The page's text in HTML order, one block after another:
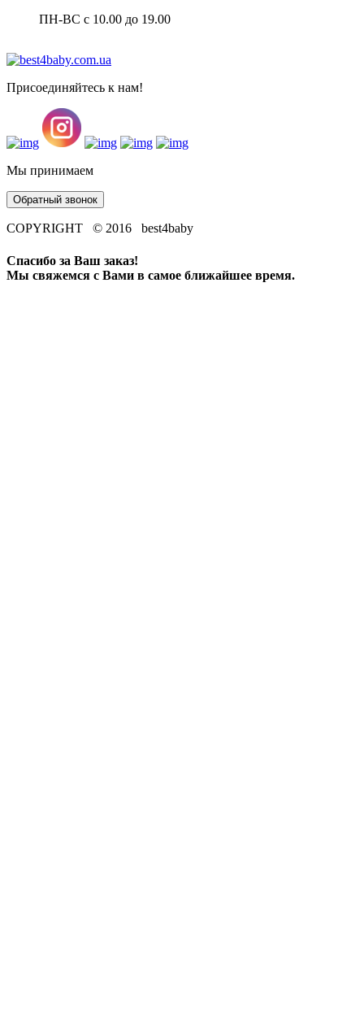
ПН-ВС с 10.00 до 19.00
Присоединяйтесь к нам!
Мы принимаем
Обратный звонок
COPYRIGHT © 2016 best4baby
Спасибо за Ваш заказ!
Мы свяжемся с Вами в самое ближайшее время.